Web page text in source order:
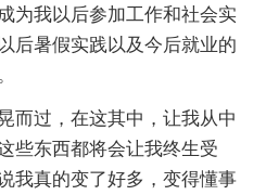
为我以后参加工作和社会实
后暑假实践以及今后就业的
过，在这其中，让我从中
些东西都将会让我终生受
我真的变了好多，变得懂事